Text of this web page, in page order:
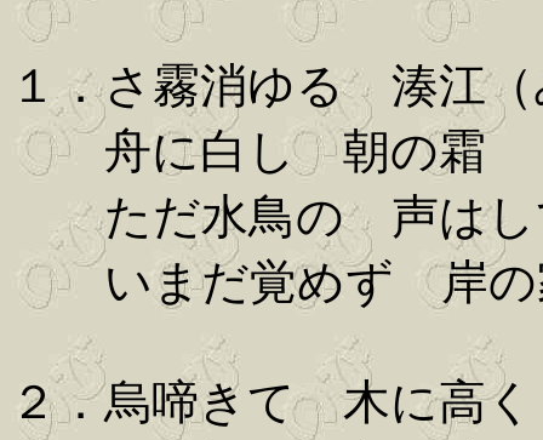
１．さ霧消ゆる 湊江
舟に白し 朝の霜
ただ水鳥の 声はし
いまだ覚めず 岸の
２．烏啼きて 木に高く